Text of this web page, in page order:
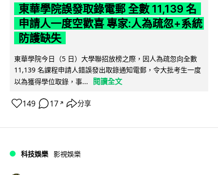
東華學院誤發取錄電郵 全數 11,139 名
申請人一度空歡喜 專家:人為疏忽+系統
防護缺失
東華學院今日（5 日）大學聯招放榜之際，因人為疏忽向全數
11,139 名課程申請人錯誤發出取錄通知電郵，令大批考生一度
以為獲得學位取錄，事...
閱讀全文
149 17 ↗ 分享
科技娛樂 影視娛樂